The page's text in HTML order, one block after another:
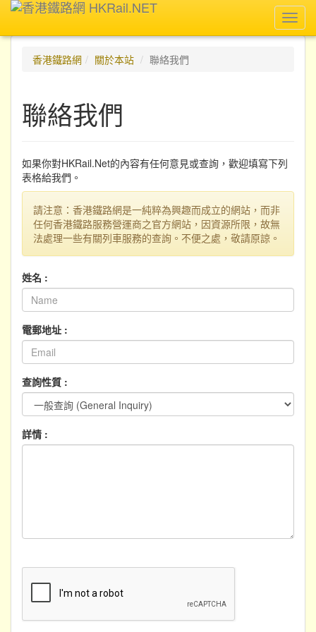
香港鐵路網
關於本站 聯絡我們
聯絡我們
如果你對HKRail.Net的內容有任何意見或查詢，歡迎填寫下列
表格給我們。
請注意：香港鐵路網是一純粹為興趣而成立的網站，而非
任何香港鐵路服務營運商之官方網站，因資源所限，故無
法處理一些有關列車服務的查詢。不便之處，敬請原諒。
姓名 :
電郵地址 :
查詢性質 :
詳情 :